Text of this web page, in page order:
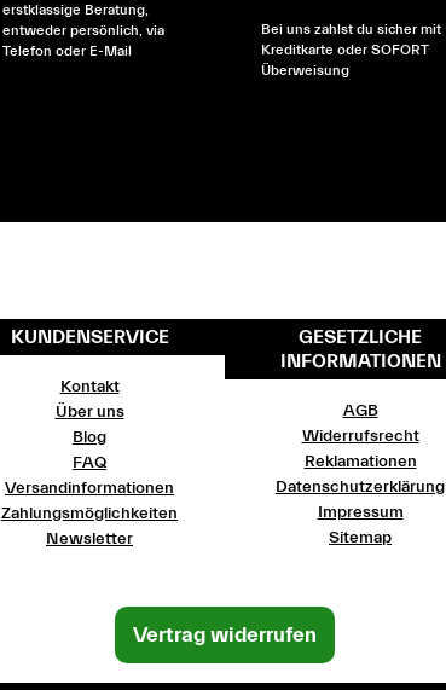
erstklassige Beratung,
entweder persönlich, via
Telefon oder E-Mail
Bei uns zahlst du sicher mit
Kreditkarte oder SOFORT
Überweisung
KUNDENSERVICE
Kontakt
Über uns
Blog
FAQ
Versandinformationen
Zahlungsmöglichkeiten
Newsletter
GESETZLICHE
INFORMATIONEN
AGB
Widerrufsrecht
Reklamationen
Datenschutzerklärung
Impressum
Sitemap
Vertrag widerrufen